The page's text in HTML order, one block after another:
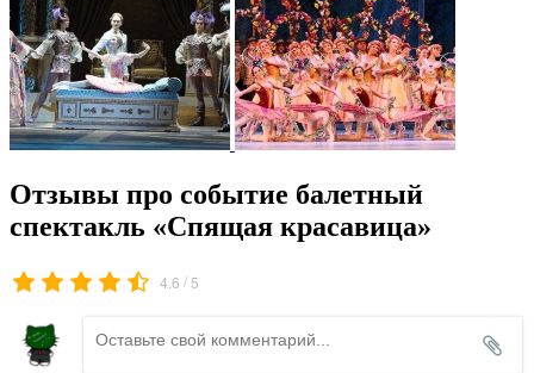
Отзывы про событие балетный
спектакль «Спящая красавица»
4.6 / 5